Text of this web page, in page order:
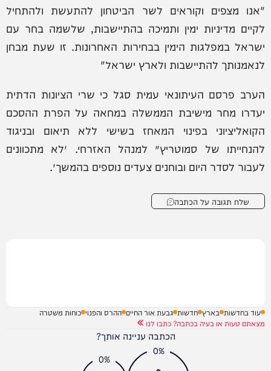
"אנו מצפים וקוראים לשר הביטחון להתעשת ולהתחיל
לקיים מדיניות ימין ותמיכה בהתיישבות, שלשמה בחר עם
ישראל במפלגות הימין בבחירות האחרונות. זו שעת מבחן
לנאמנותך להתיישבות ולארץ ישראל"
הערב פרסם העיתונאי עמית סגל כי שרי הציונות הדתית
יעדרו מחר מישיבת הממשלה במחאה על הפרת ההסכם
הקואליציוני בפינוי המאחז בשישי ללא תיאום ובניגוד
להנחייתו של סמוטריץ׳ למנהל האזרחי. ״לא מתכוונים
לעבור לסדר היום ובוחנים צעדים נוספים בהמשך״.
שלח תגובה על הכתבה
עוד בחדשות בארץ חדשות גבעת אור החיים ההרס והפנוי כוחות משטרה
מצאתם טעות או בעיה בכתבה? כתבו לנו
הכתבה עניינה אותך?
0%
0%